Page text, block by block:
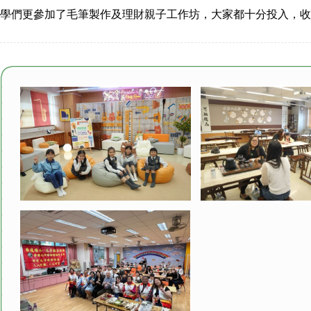
學們更參加了毛筆製作及理財親子工作坊，大家都十分投入，